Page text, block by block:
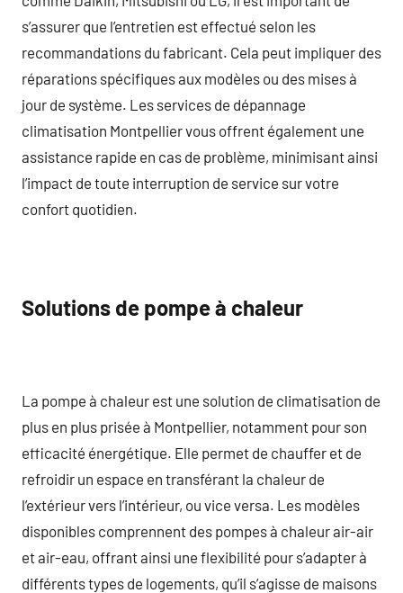
s’assurer que l’entretien est effectué selon les
recommandations du fabricant. Cela peut impliquer des
réparations spécifiques aux modèles ou des mises à
jour de système. Les services de dépannage
climatisation Montpellier vous offrent également une
assistance rapide en cas de problème, minimisant ainsi
l’impact de toute interruption de service sur votre
confort quotidien.
Solutions de pompe à chaleur
La pompe à chaleur est une solution de climatisation de
plus en plus prisée à Montpellier, notamment pour son
efficacité énergétique. Elle permet de chauffer et de
refroidir un espace en transférant la chaleur de
l’extérieur vers l’intérieur, ou vice versa. Les modèles
disponibles comprennent des pompes à chaleur air-air
et air-eau, offrant ainsi une flexibilité pour s’adapter à
différents types de logements, qu’il s’agisse de maisons